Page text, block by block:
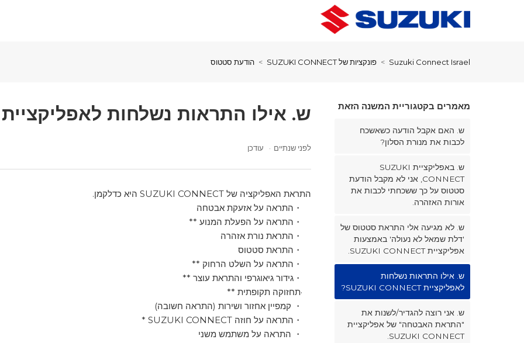
Suzuki Connect Israel פונקציות של SUZUKI CONNECT הודעת סטטוס
מאמרים בקטגוריית המשנה הזאת
ש. האם אקבל הודעה כשאשכח
לכבות את מנורת הסלון?
ש. באפליקציית SUZUKI
CONNECT, אני לא מקבל הודעת
סטטוס על כך ששכחתי לכבות את
אורות האזהרה.
ש. לא מגיעה אלי התראת סטטוס של
'דלת שמאל לא נעולה' באמצעות
אפליקציית SUZUKI CONNECT.
ש. אילו התראות נשלחות
לאפליקציית SUZUKI CONNECT?
ש. אני רוצה להגדיר/לשנות את
"התראת האבטחה" של אפליקציית
SUZUKI CONNECT.
ש. אילו התראות נשלחות לאפליקציית SUZUKI CONNECT?
לפני שנתיים עודכן
התראת האפליקציה של SUZUKI CONNECT היא כדלקמן.
・התראה על אזעקת אבטחה
・התראה על הפעלת המנוע **
・התראת נורת אזהרה
・התראת סטטוס
・התראה על השלט הרחוק **
・גידור גיאוגרפי והתראת עוצר **
·תחזוקה תקופתית **
・ קמפיין אחזור ושירות (התראה חשובה)
・התראה על חוזה SUZUKI CONNECT *
・ התראה על משתמש משני